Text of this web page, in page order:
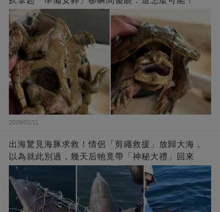
2026/02/11
出海驚見海豚求救！情侶「剪繩救援」放歸大海，
以為就此別過，幾天后牠竟帶「神秘大禮」回來